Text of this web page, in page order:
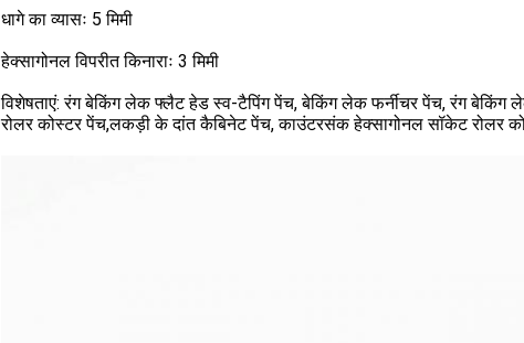
धागे का व्यासः 5 मिमी
हेक्सागोनल विपरीत किनाराः 3 मिमी
विशेषताएं: रंग बेकिंग लेक फ्लैट हेड स्व-टैपिंग पेंच, बेकिंग लेक फर्नीचर पेंच, रंग
रोलर कोस्टर पेंच,लकड़ी के दांत कैबिनेट पेंच, काउंटरसंक हेक्सागोनल सॉकेट रोलर